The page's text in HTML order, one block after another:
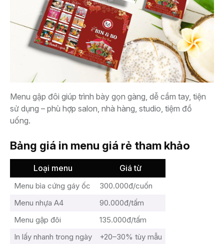
Menu gập đôi giúp trình bày gọn gàng, dễ cầm tay, tiện
sử dụng – phù hợp salon, nhà hàng, studio, tiệm đồ
uống.
Bảng giá in menu giá rẻ tham khảo
Loại menu Giá từ
Menu bìa cứng gáy ốc
300.000đ/cuốn
Menu nhựa A4
90.000đ/tấm
Menu gập đôi
135.000đ/tấm
In lấy nhanh trong ngày
+20–30% tùy mẫu